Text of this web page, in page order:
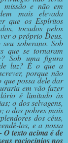
missão e não em
mais elevada
que os Espíritos
tocados pelos
o próprio Deus.
soberano. Sob
que se tornaram
Sob uma figura
luz? É o que a
porque não
que possa dele dar
em vão fazer
é limitado às
o dos selvagens,
o dos pobres mais
dos céus,
los, e a nossa
texto acima é de
raciocínios nos